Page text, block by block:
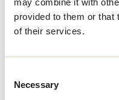
may combine it with
provided to them or that
of their services.
Selection
Necessary